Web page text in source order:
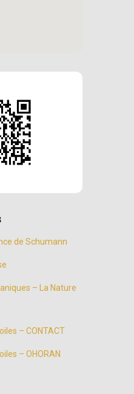
de Schumann
– La Nature
– CONTACT
– OHORAN